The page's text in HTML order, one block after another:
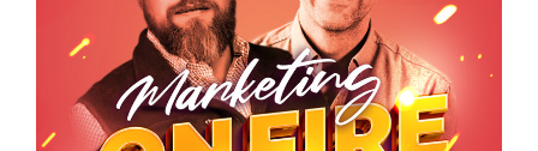
Newsletter
Kontakt